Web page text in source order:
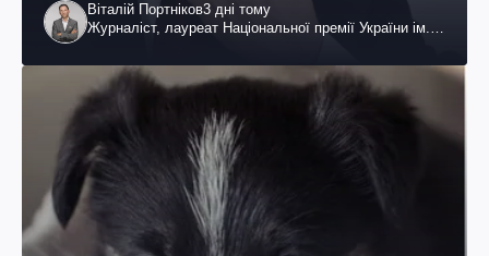
Віталій Портніков3 дні тому
Журналіст, лауреат Національної премії України ім.